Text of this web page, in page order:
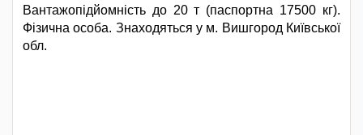
Вантажопідйомність до 20 т (паспортна 17500 кг).
Фізична особа. Знаходяться у м. Вишгород Київської
обл.